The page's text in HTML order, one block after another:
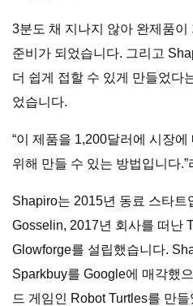
3분도 채 지나지 않아 완제품
준비가 되었습니다. 그리고
더 쉽게 접할 수 있게 만들었다
었습니다.
“이 제품을 1,200달러에 시장
위해 만들 수 있는 방법입니다
Shapiro는 2015년 동료 스타트
Gosselin, 2017년 회사를 떠난
Glowforge를 설립했습니다.
Sparkbuy를 Google에 매각했
드 게임인 Robot Turtles를 만